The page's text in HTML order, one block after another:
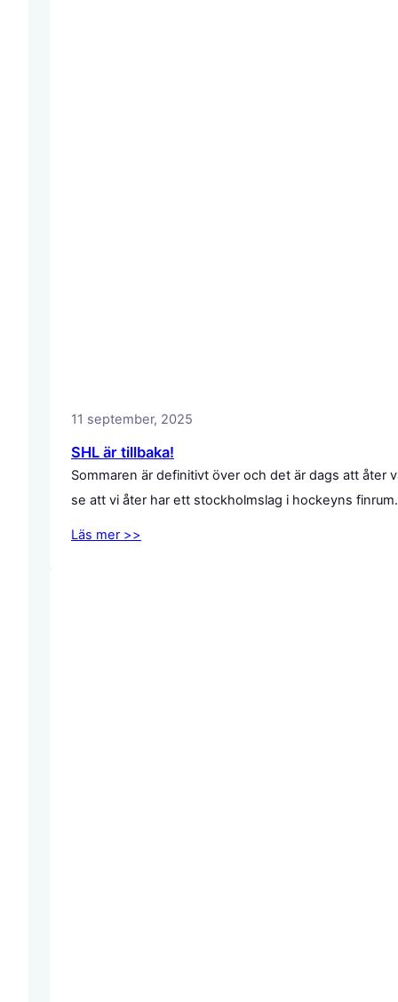
11 september, 2025
SHL är tillbaka!
Sommaren är definitivt över och det är dags att åter
se att vi åter har ett stockholmslag i hockeyns
Läs mer >>